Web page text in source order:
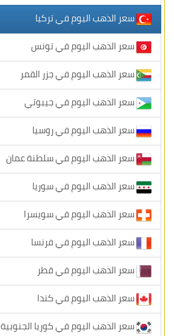
سعر الذهب اليوم في تركيا
سعر الذهب اليوم في تونس
سعر الذهب اليوم في جزر القمر
سعر الذهب اليوم في جيبوتي
سعر الذهب اليوم في روسيا
سعر الذهب اليوم في سلطنة عمان
سعر الذهب اليوم في سوريا
سعر الذهب اليوم في سويسرا
سعر الذهب اليوم في فرنسا
سعر الذهب اليوم في قطر
سعر الذهب اليوم في كندا
سعر الذهب اليوم في كوريا الجنوبية